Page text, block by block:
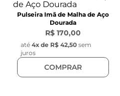
Pulseira Imã de Malha de Aço
Dourada
R$ 170,00
até 4x de R$ 42,50 sem
juros
COMPRAR